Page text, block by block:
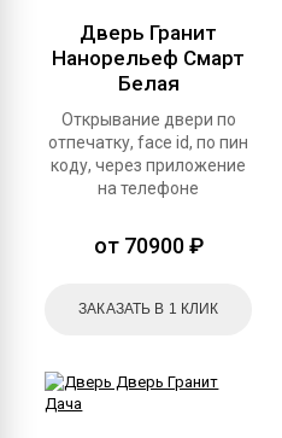
Дверь Гранит
Нанорельеф Смарт
Белая
Открывание двери по
отпечатку, face id, по пин
коду, через приложение
на телефоне
от 70900 ₽
ЗАКАЗАТЬ В 1 КЛИК